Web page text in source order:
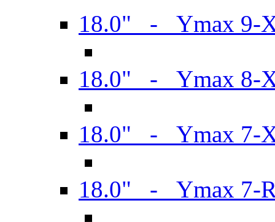
18.0" - Ymax 9-
18.0" - Ymax 8-
18.0" - Ymax 7-
18.0" - Ymax 7-